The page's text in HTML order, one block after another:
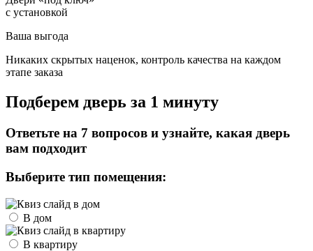
с установкой
Ваша выгода
Никаких скрытых наценок, контроль качества на каждом
этапе заказа
Подберем дверь за 1 минуту
Ответьте на 7 вопросов и узнайте, какая дверь
вам подходит
Выберите тип помещения:
В дом
В квартиру